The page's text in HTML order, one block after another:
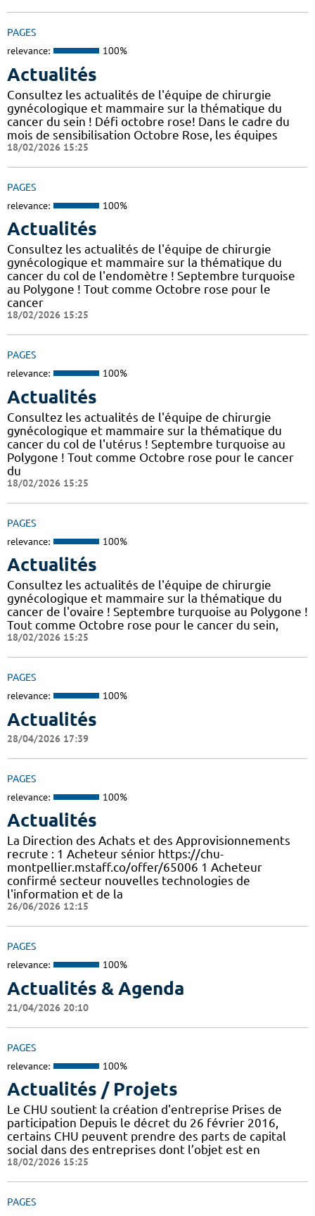
PAGES
relevance: 100%
Actualités
Consultez les actualités de l'équipe de chirurgie
gynécologique et mammaire sur la thématique du
cancer du sein ! Défi octobre rose! Dans le cadre du
mois de sensibilisation Octobre Rose, les équipes
18/02/2026 15:25
PAGES
relevance: 100%
Actualités
Consultez les actualités de l'équipe de chirurgie
gynécologique et mammaire sur la thématique du
cancer du col de l'endomètre ! Septembre turquoise
au Polygone ! Tout comme Octobre rose pour le
cancer
18/02/2026 15:25
PAGES
relevance: 100%
Actualités
Consultez les actualités de l'équipe de chirurgie
gynécologique et mammaire sur la thématique du
cancer du col de l'utérus ! Septembre turquoise au
Polygone ! Tout comme Octobre rose pour le cancer
du
18/02/2026 15:25
PAGES
relevance: 100%
Actualités
Consultez les actualités de l'équipe de chirurgie
gynécologique et mammaire sur la thématique du
cancer de l'ovaire ! Septembre turquoise au Polygone !
Tout comme Octobre rose pour le cancer du sein,
18/02/2026 15:25
PAGES
relevance: 100%
Actualités
28/04/2026 17:39
PAGES
relevance: 100%
Actualités
La Direction des Achats et des Approvisionnements
recrute : 1 Acheteur sénior https://chu-
montpellier.mstaff.co/offer/65006 1 Acheteur
confirmé secteur nouvelles technologies de
l'information et de la
26/06/2026 12:15
PAGES
relevance: 100%
Actualités & Agenda
21/04/2026 20:10
PAGES
relevance: 100%
Actualités / Projets
Le CHU soutient la création d'entreprise Prises de
participation Depuis le décret du 26 février 2016,
certains CHU peuvent prendre des parts de capital
social dans des entreprises dont l’objet est en
18/02/2026 15:25
PAGES